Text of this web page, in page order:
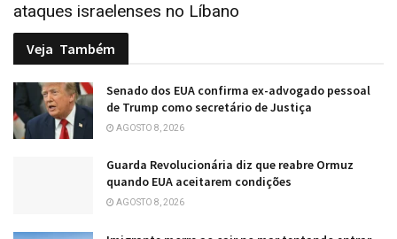
ataques israelenses no Líbano
Veja Também
Senado dos EUA confirma ex-advogado pessoal
de Trump como secretário de Justiça
AGOSTO 8, 2026
Guarda Revolucionária diz que reabre Ormuz
quando EUA aceitarem condições
AGOSTO 8, 2026